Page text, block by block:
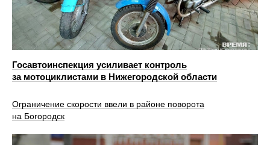
Госавтоинспекция усиливает контроль
за мотоциклистами в Нижегородской области
Ограничение скорости ввели в районе поворота
на Богородск